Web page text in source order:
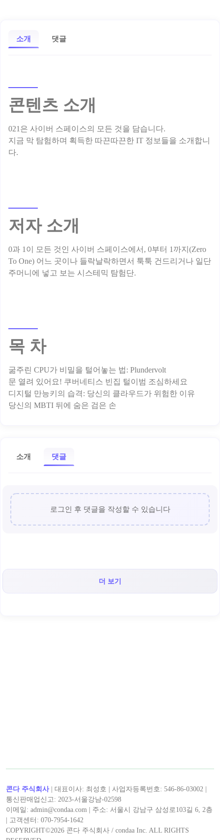
소개 댓글
콘텐츠 소개
021은 사이버 스페이스의 모든 것을 담습니다.
지금 막 탐험하며 획득한 따끈따끈한 IT 정보들을 소개합니
저자 소개
0과 1이 모든 것인 사이버 스페이스에서, 0부터 1까지(Zero
To One) 어느 곳이나 들락날락하면서 툭툭 건드리거나 일단
목 차
굶주린 CPU가 비밀을 털어놓는 법: Plundervolt
문 열려 있어요! 쿠버네티스 빈집 털이범 조심하세요
디지털 만능키의 습격: 당신의 클라우드가 위험한 이유
소개 댓글
로그인 후 댓글을 작성할 수 있습니다
더 보기
콘다 주식회사| 대표이사: 최성호 | 사업자등록번호: 546-86-03002 |
통신판매업신고: 2023-서울강남-02598
이메일: admin@condaa.com | 주소: 서울시 강남구 삼성로103길 6, 2층
| 고객센터: 070-7954-1642
COPYRIGHT©2026 콘다 주식회사 / condaa Inc. ALL RIGHTS